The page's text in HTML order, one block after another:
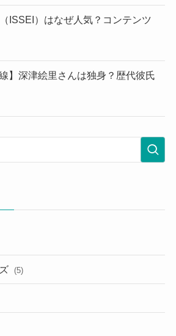
ISSEI）はなぜ人気？コンテンツ
】深津絵里さんは独身？歴代彼氏
(5)